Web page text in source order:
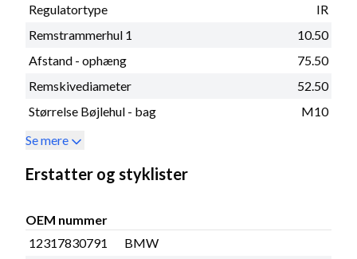
Regulatortype
IR
Remstrammerhul 1
10.50
Afstand - ophæng
75.50
Remskivediameter
52.50
Størrelse Bøjlehul - bag
M10
Se mere
Erstatter og styklister
OEM nummer
12317830791
BMW